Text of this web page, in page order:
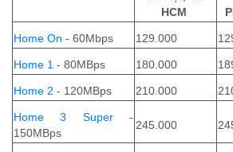
HCM
Home On - 60Mbps 129.000
Home 1 - 80MBps 180.000
Home 2 - 120MBps 210.000
Home 3 Super-
150MBps
245.000